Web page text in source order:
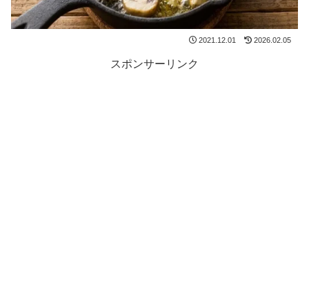
2021.12.01 2026.02.05
スポンサーリンク